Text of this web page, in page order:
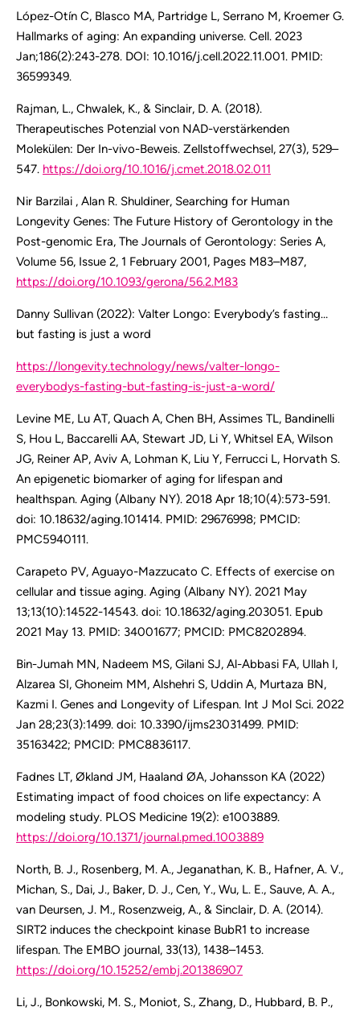
López-Otín C, Blasco MA, Partridge L, Serrano M, Kroemer G.
Hallmarks of aging: An expanding universe. Cell. 2023
Jan;186(2):243-278. DOI: 10.1016/j.cell.2022.11.001. PMID:
36599349.
Rajman, L., Chwalek, K., & Sinclair, D. A. (2018).
Therapeutisches Potenzial von NAD-verstärkenden
Molekülen: Der In-vivo-Beweis. Zellstoffwechsel, 27(3), 529–
547. https://doi.org/10.1016/j.cmet.2018.02.011
Nir Barzilai , Alan R. Shuldiner, Searching for Human
Longevity Genes: The Future History of Gerontology in the
Post-genomic Era, The Journals of Gerontology: Series A,
Volume 56, Issue 2, 1 February 2001, Pages M83–M87,
https://doi.org/10.1093/gerona/56.2.M83
Danny Sullivan (2022): Valter Longo: Everybody’s fasting…
but fasting is just a word
https://longevity.technology/news/valter-longo-
everybodys-fasting-but-fasting-is-just-a-word/
Levine ME, Lu AT, Quach A, Chen BH, Assimes TL, Bandinelli
S, Hou L, Baccarelli AA, Stewart JD, Li Y, Whitsel EA, Wilson
JG, Reiner AP, Aviv A, Lohman K, Liu Y, Ferrucci L, Horvath S.
An epigenetic biomarker of aging for lifespan and
healthspan. Aging (Albany NY). 2018 Apr 18;10(4):573-591.
doi: 10.18632/aging.101414. PMID: 29676998; PMCID:
PMC5940111.
Carapeto PV, Aguayo-Mazzucato C. Effects of exercise on
cellular and tissue aging. Aging (Albany NY). 2021 May
13;13(10):14522-14543. doi: 10.18632/aging.203051. Epub
2021 May 13. PMID: 34001677; PMCID: PMC8202894.
Bin-Jumah MN, Nadeem MS, Gilani SJ, Al-Abbasi FA, Ullah I,
Alzarea SI, Ghoneim MM, Alshehri S, Uddin A, Murtaza BN,
Kazmi I. Genes and Longevity of Lifespan. Int J Mol Sci. 2022
Jan 28;23(3):1499. doi: 10.3390/ijms23031499. PMID:
35163422; PMCID: PMC8836117.
Fadnes LT, Økland JM, Haaland ØA, Johansson KA (2022)
Estimating impact of food choices on life expectancy: A
modeling study. PLOS Medicine 19(2): e1003889.
https://doi.org/10.1371/journal.pmed.1003889
North, B. J., Rosenberg, M. A., Jeganathan, K. B., Hafner, A. V.,
Michan, S., Dai, J., Baker, D. J., Cen, Y., Wu, L. E., Sauve, A. A.,
van Deursen, J. M., Rosenzweig, A., & Sinclair, D. A. (2014).
SIRT2 induces the checkpoint kinase BubR1 to increase
lifespan. The EMBO journal, 33(13), 1438–1453.
https://doi.org/10.15252/embj.201386907
Li, J., Bonkowski, M. S., Moniot, S., Zhang, D., Hubbard, B. P.,